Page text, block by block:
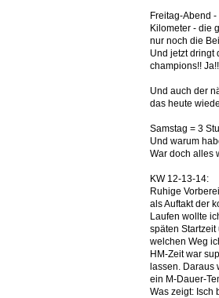
Freitag-Abend
Kilometer - die
nur noch die
Und jetzt dringt
champions!!
Und auch der
das heute
Samstag = 3
Und warum
War doch alles
KW 12-13-14:
Ruhige
als Auftakt der
Laufen wollte
späten
welchen Weg
HM-Zeit war
lassen. Daraus
ein M-Dauer-
Was zeigt: Isch